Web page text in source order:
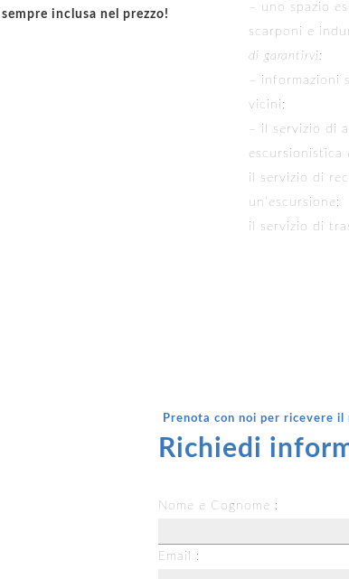
inclusa nel prezzo!
– uno spazio
scarponi e
di garantirvi:
– informazioni
vicini;
– il servizio di
escursionistica
il servizio di
un’escursione;
il servizio di
Prenota con noi per ricevere il
Richiedi
Nome e Cognome :
Email :